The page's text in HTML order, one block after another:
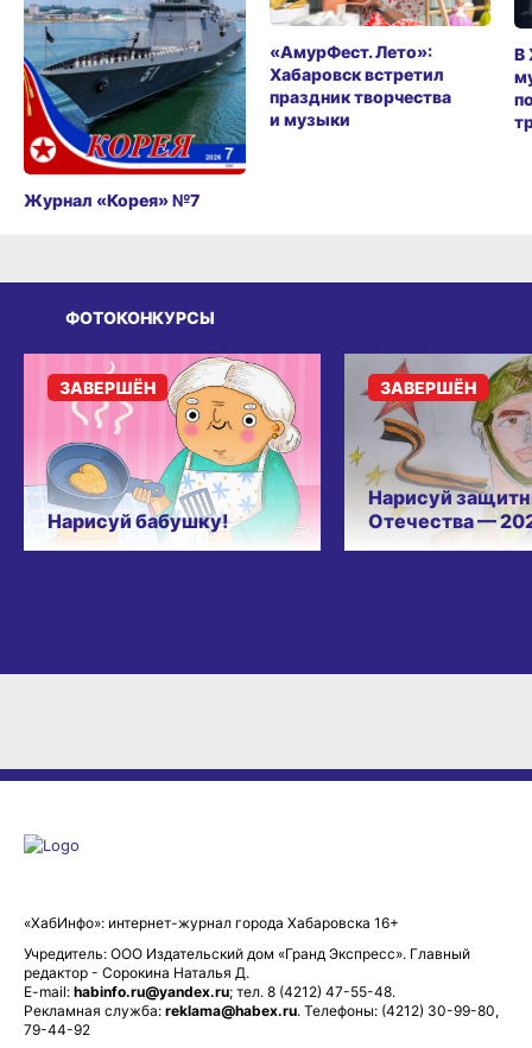
Журнал «Корея» №7
«АмурФест. Лето»:
Хабаровск встретил
праздник творчества
и музыки
В
ФОТОКОНКУРСЫ
Нарисуй бабушку!
ЗАВЕРШЁН
Нарисуй
Отечества —
ЗАВЕРШЁН
«ХабИнфо»: интернет-журнал города Хабаровска 16+
Учредитель: ООО Издательский дом «Гранд Экспресс». Главный
редактор - Сорокина Наталья Д.
E-mail: habinfo.ru@yandex.ru; тел. 8 (4212) 47-55-48.
Рекламная служба: reklama@habex.ru. Телефоны: (4212) 30-99-80,
79-44-92